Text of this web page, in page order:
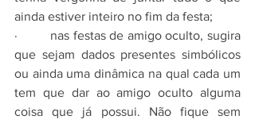
ainda estiver inteiro no fim da festa;
·         nas festas de amigo oculto, sugira
que sejam dados presentes simbólicos
ou ainda uma dinâmica na qual cada um
tem que dar ao amigo oculto alguma
coisa que já possui. Não fique sem